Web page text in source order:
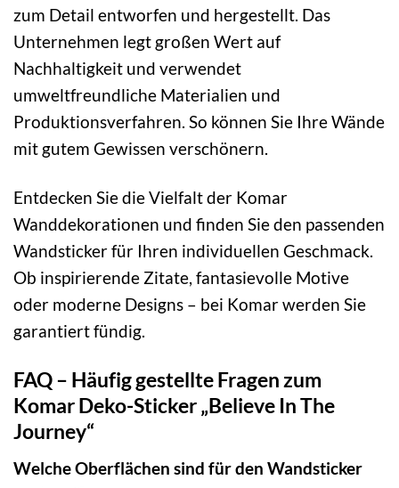
zum Detail entworfen und hergestellt. Das
Unternehmen legt großen Wert auf
Nachhaltigkeit und verwendet
umweltfreundliche Materialien und
Produktionsverfahren. So können Sie Ihre Wände
mit gutem Gewissen verschönern.
Entdecken Sie die Vielfalt der Komar
Wanddekorationen und finden Sie den passenden
Wandsticker für Ihren individuellen Geschmack.
Ob inspirierende Zitate, fantasievolle Motive
oder moderne Designs – bei Komar werden Sie
garantiert fündig.
FAQ – Häufig gestellte Fragen zum
Komar Deko-Sticker „Believe In The
Journey“
Welche Oberflächen sind für den Wandsticker